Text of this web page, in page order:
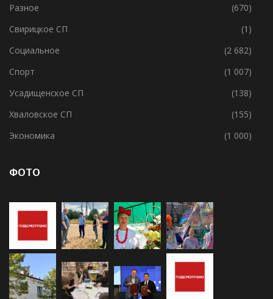
Православная Ладога
(78)
Разное
(670)
Свирицкое СП
(1)
Социальное
(2 682)
Спорт
(1 007)
Усадищенское СП
(138)
Хваловское СП
(155)